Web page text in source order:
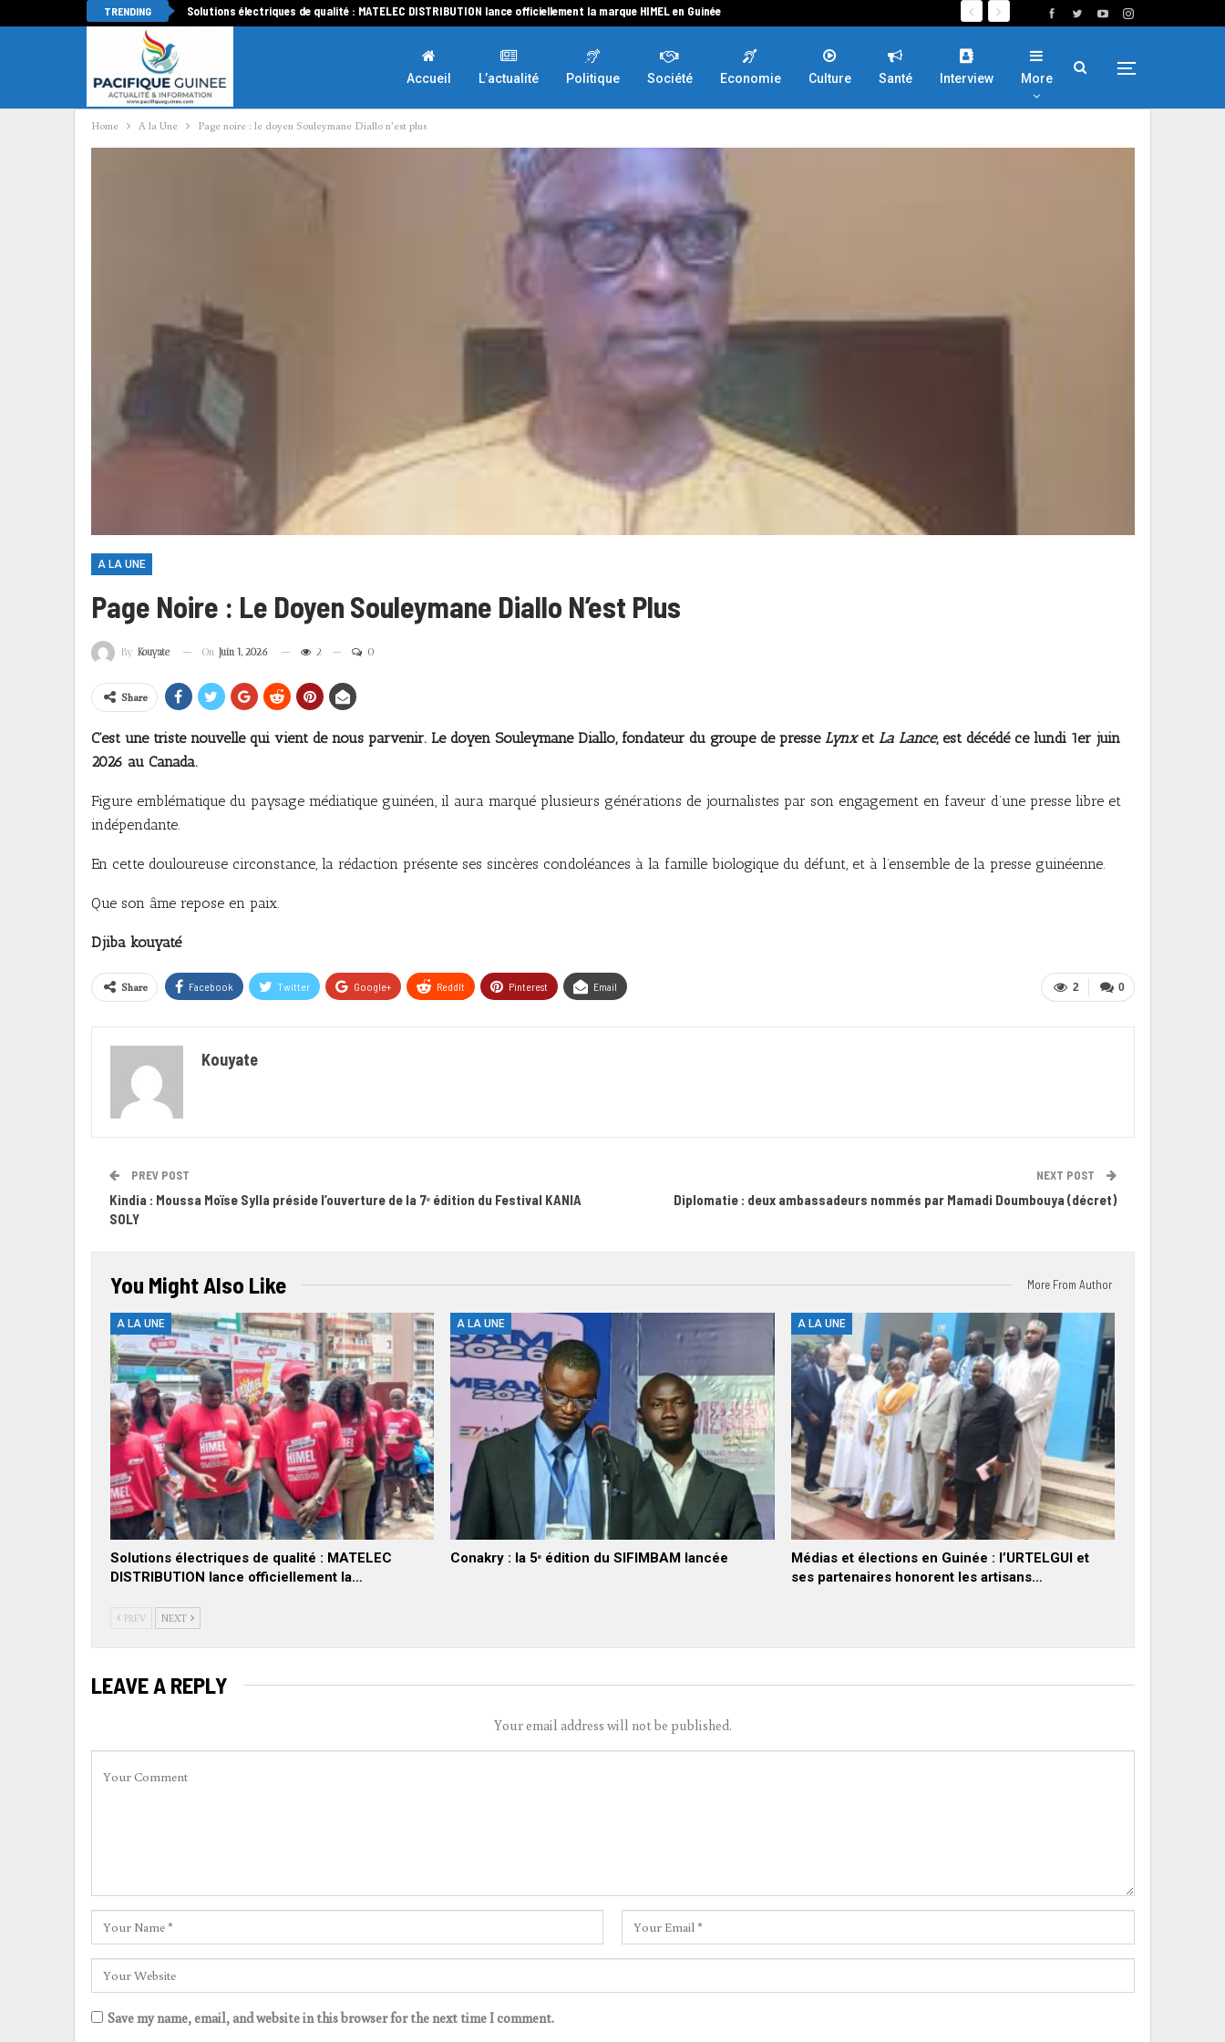
TRENDING Solutions électriques de qualité : MATELEC DISTRIBUTION lance officiellement la marque HIMEL en Guinée
Accueil L’actualité Politique Société Economie Culture Santé Interview More
Home A la Une Page noire : le doyen Souleymane Diallo n’est plus
A LA UNE
Page Noire : Le Doyen Souleymane Diallo N’est Plus
By Kouyate On Juin 1, 2026 2 0
Share
C’est une triste nouvelle qui vient de nous parvenir. Le doyen Souleymane Diallo, fondateur du groupe de presse Lynxet La Lance, est décédé ce lundi 1er juin
2026 au Canada.
Figure emblématique du paysage médiatique guinéen, il aura marqué plusieurs générations de journalistes par son engagement en faveur d’une presse libre et
indépendante.
En cette douloureuse circonstance, la rédaction présente ses sincères condoléances à la famille biologique du défunt, et à l’ensemble de la presse guinéenne.
Que son âme repose en paix.
Djiba kouyaté
0
2
Share Facebook Twitter Google+ ReddIt Pinterest Email
Kouyate
PREV POST
Kindia : Moussa Moïse Sylla préside l’ouverture de la 7ᵉ édition du Festival KANIA
SOLY
NEXT POST
Diplomatie : deux ambassadeurs nommés par Mamadi Doumbouya (décret)
You Might Also Like More From Author
A LA UNE
Solutions électriques de qualité : MATELEC
DISTRIBUTION lance officiellement la…
A LA UNE
Conakry : la 5ᵉ édition du SIFIMBAM lancée
A LA UNE
Médias et élections en Guinée : l’URTELGUI et
ses partenaires honorent les artisans…
PREV NEXT
LEAVE A REPLY
Your email address will not be published.
Save my name, email, and website in this browser for the next time I comment.